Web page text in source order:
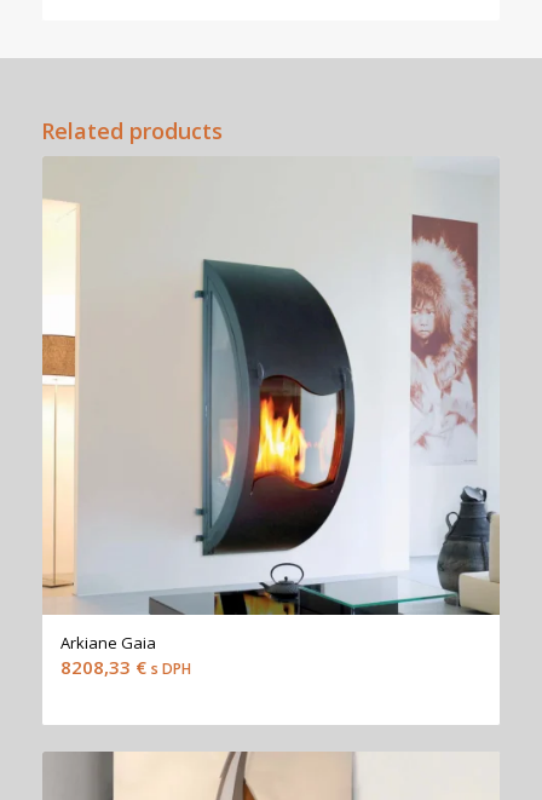
Related products
Arkiane Gaia
8208,33 € s DPH